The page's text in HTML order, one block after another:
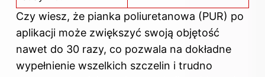
Czy wiesz, że pianka poliuretanowa (PUR) po
aplikacji może zwiększyć swoją objętość
nawet do 30 razy, co pozwala na dokładne
wypełnienie wszelkich szczelin i trudno